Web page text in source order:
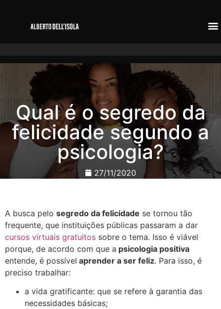
Qual é o segredo da
felicidade segundo a
psicologia?
27/11/2020
A busca pelo segredo da felicidade se tornou tão
frequente, que instituições públicas passaram a dar
cursos virtuais gratuitos sobre o tema. Isso é viável
porque, de acordo com que a psicologia positiva
entende, é possível aprender a ser feliz. Para isso, é
preciso trabalhar:
a vida gratificante: que se refere à garantia das
necessidades básicas;